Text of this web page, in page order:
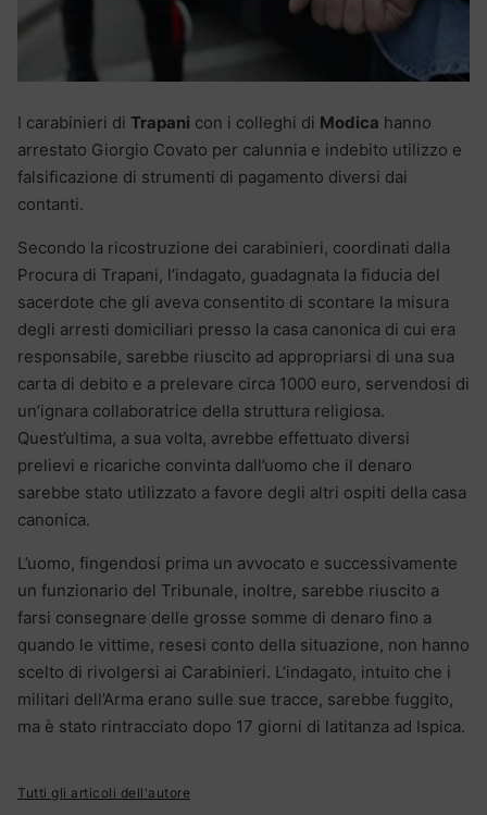
I carabinieri di Trapani con i colleghi di Modica hanno
arrestato Giorgio Covato per calunnia e indebito utilizzo e
falsificazione di strumenti di pagamento diversi dai
contanti.
Secondo la ricostruzione dei carabinieri, coordinati dalla
Procura di Trapani, l’indagato, guadagnata la fiducia del
sacerdote che gli aveva consentito di scontare la misura
degli arresti domiciliari presso la casa canonica di cui era
responsabile, sarebbe riuscito ad appropriarsi di una sua
carta di debito e a prelevare circa 1000 euro, servendosi di
un’ignara collaboratrice della struttura religiosa.
Quest’ultima, a sua volta, avrebbe effettuato diversi
prelievi e ricariche convinta dall’uomo che il denaro
sarebbe stato utilizzato a favore degli altri ospiti della casa
canonica.
L’uomo, fingendosi prima un avvocato e successivamente
un funzionario del Tribunale, inoltre, sarebbe riuscito a
farsi consegnare delle grosse somme di denaro fino a
quando le vittime, resesi conto della situazione, non hanno
scelto di rivolgersi ai Carabinieri. L’indagato, intuito che i
militari dell’Arma erano sulle sue tracce, sarebbe fuggito,
ma è stato rintracciato dopo 17 giorni di latitanza ad Ispica.
Tutti gli articoli dell'autore